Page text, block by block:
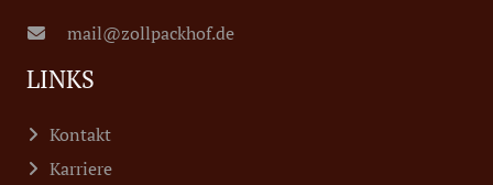
mail@zollpackhof.de
LINKS
Kontakt
Karriere